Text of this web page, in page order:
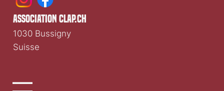
association clap.ch
1030 Bussigny
Suisse